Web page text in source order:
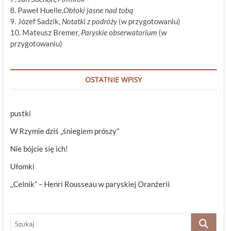
8. Paweł Huelle,Obłoki jasne nad tobą
9. Józef Sadzik, Notatki z podróży(w przygotowaniu)
10. Mateusz Bremer, Paryskie obserwatorium (w
przygotowaniu)
OSTATNIE WPISY
pustki
W Rzymie dziś „śniegiem prószy”
Nie bójcie się ich!
Ułomki
,,Celnik” – Henri Rousseau w paryskiej Oranżerii
Szukaj